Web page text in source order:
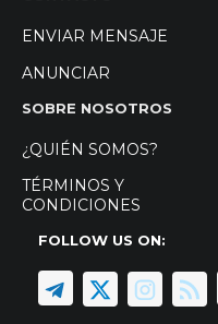
ENVIAR MENSAJE
ANUNCIAR
SOBRE NOSOTROS
¿QUIÉN SOMOS?
TÉRMINOS Y
CONDICIONES
FOLLOW US ON: